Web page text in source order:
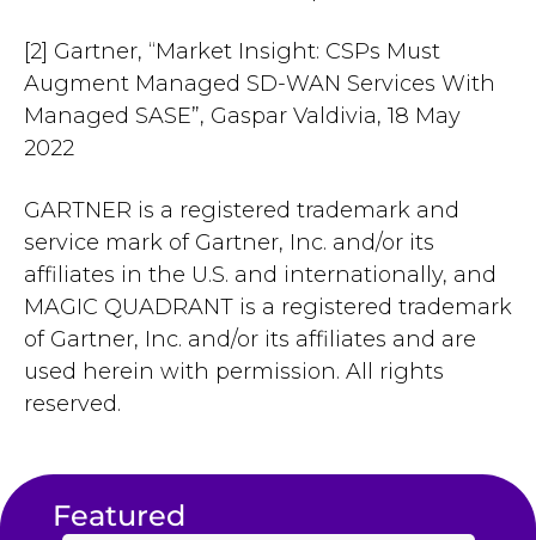
[2] Gartner, “Market Insight: CSPs Must
Augment Managed SD-WAN Services With
Managed SASE”, Gaspar Valdivia, 18 May
2022
GARTNER is a registered trademark and
service mark of Gartner, Inc. and/or its
affiliates in the U.S. and internationally, and
MAGIC QUADRANT is a registered trademark
of Gartner, Inc. and/or its affiliates and are
used herein with permission. All rights
reserved.
Featured